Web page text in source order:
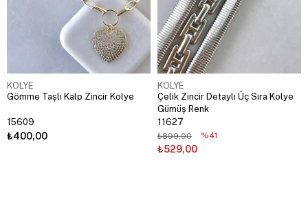
KOLYE
Gömme Taşlı Kalp Zincir Kolye
15609
₺400,00
KOLYE
Çelik Zincir Detaylı Üç Sıra Kolye
Gümüş Renk
11627
₺529,00
₺899,00 %41